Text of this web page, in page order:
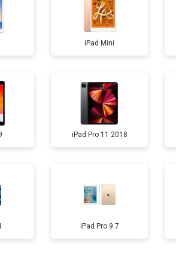
iPad Mini
iPad Pro 11 2018
iPad Pro 9.7